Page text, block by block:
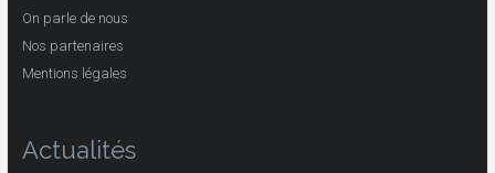
On parle de nous
Nos partenaires
Mentions légales
Actualités